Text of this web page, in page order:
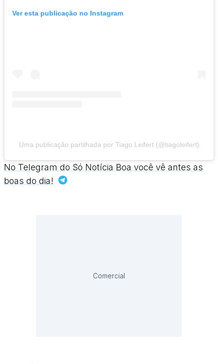
Ver esta publicação no Instagram
Uma publicação partilhada por Tiago Leifert (@tiagoleifert)
No Telegram do Só Notícia Boa você vê antes as
boas do dia!
Comercial